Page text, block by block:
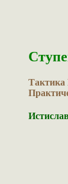
Тактика
Истислав